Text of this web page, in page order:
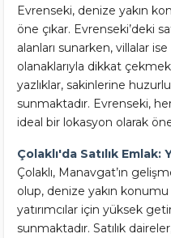
Evrenseki, denize yakın
öne çıkar. Evrenseki’deki
alanları sunarken, villalar
olanaklarıyla dikkat
yazlıklar, sakinlerine
sunmaktadır. Evrenseki,
ideal bir lokasyon olarak
Çolaklı'da Satılık
Çolaklı, Manavgat’ın
olup, denize yakın
yatırımcılar için yüksek
sunmaktadır. Satılık